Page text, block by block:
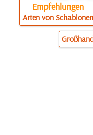
Empfehlungen
Arten von Schablonen